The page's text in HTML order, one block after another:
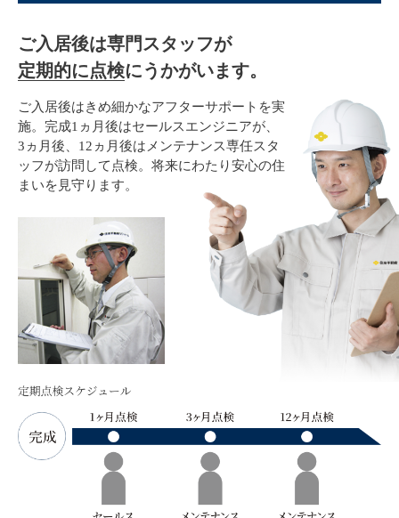
ご入居後は専門スタッフが
定期的に点検にうかがいます。
ご入居後はきめ細かなアフターサポートを実
施。完成1ヵ月後はセールスエンジニアが、
3ヵ月後、12ヵ月後はメンテナンス専任スタ
ッフが訪問して点検。将来にわたり安心の住
まいを見守ります。